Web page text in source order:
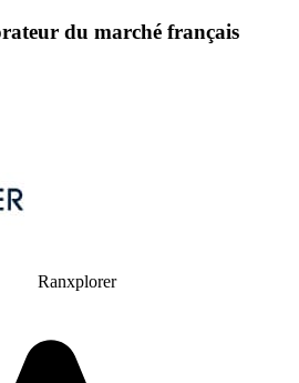
du marché français
Ranxplorer